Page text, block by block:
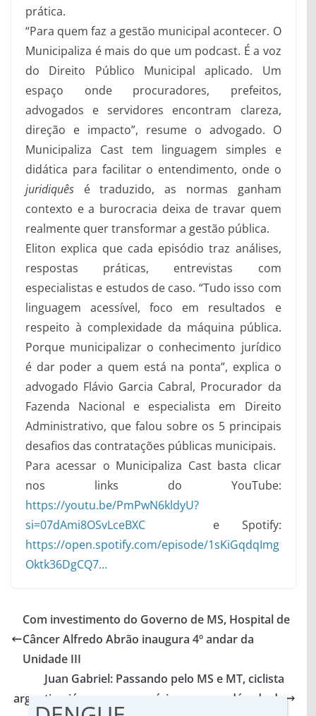
prática.
“Para quem faz a gestão municipal acontecer. O
Municipaliza é mais do que um podcast. É a voz
do Direito Público Municipal aplicado. Um
espaço onde procuradores, prefeitos,
advogados e servidores encontram clareza,
direção e impacto”, resume o advogado. O
Municipaliza Cast tem linguagem simples e
didática para facilitar o entendimento, onde o
juridiquês é traduzido, as normas ganham
contexto e a burocracia deixa de travar quem
realmente quer transformar a gestão pública.
Eliton explica que cada episódio traz análises,
respostas práticas, entrevistas com
especialistas e estudos de caso. “Tudo isso com
linguagem acessível, foco em resultados e
respeito à complexidade da máquina pública.
Porque municipalizar o conhecimento jurídico
é dar poder a quem está na ponta”, explica o
advogado Flávio Garcia Cabral, Procurador da
Fazenda Nacional e especialista em Direito
Administrativo, que falou sobre os 5 principais
desafios das contratações públicas municipais.
Para acessar o Municipaliza Cast basta clicar
nos links do YouTube:
https://youtu.be/PmPwN6kldyU?
si=07dAmi8OSvLceBXC
e Spotify:
https://open.spotify.com/episode/1sKiGqdqImg
Oktk36DgCQ7…
Com investimento do Governo de MS, Hospital de
Câncer Alfredo Abrão inaugura 4º andar da
Unidade III
Juan Gabriel: Passando pelo MS e MT, ciclista
argentino já percorreu américas em um década de